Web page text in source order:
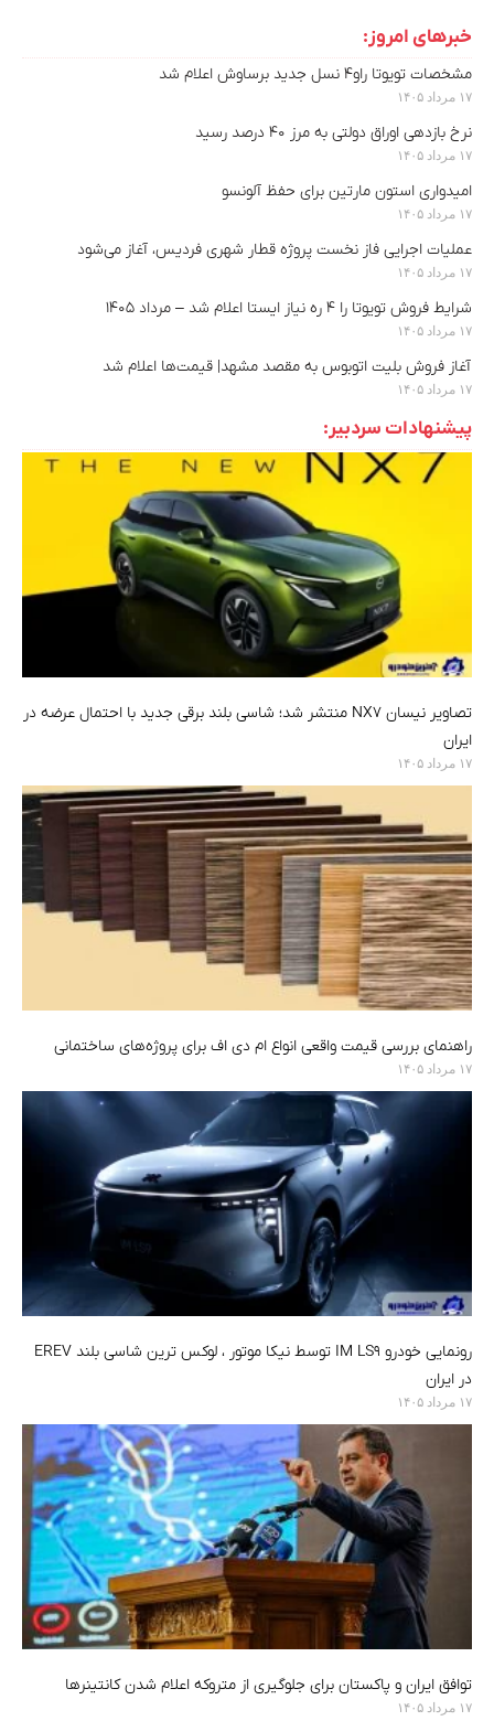
خبرهای امروز:
مشخصات تویوتا راو۴ نسل جدید برساوش اعلام شد
۱۷ مرداد ۱۴۰۵
نرخ بازدهی اوراق دولتی به مرز ۴۰ درصد رسید
۱۷ مرداد ۱۴۰۵
امیدواری استون مارتین برای حفظ آلونسو
۱۷ مرداد ۱۴۰۵
عملیات اجرایی فاز نخست پروژه قطار شهری فردیس، آغاز می‌شود
۱۷ مرداد ۱۴۰۵
شرایط فروش تویوتا را ۴ ره نیاز ایستا اعلام شد – مرداد ۱۴۰۵
۱۷ مرداد ۱۴۰۵
آغاز فروش بلیت اتوبوس به مقصد مشهد| قیمت‌ها اعلام شد
۱۷ مرداد ۱۴۰۵
پیشنهادات سردبیر:
تصاویر نیسان NX7 منتشر شد؛ شاسی بلند برقی جدید با احتمال عرضه در
ایران
۱۷ مرداد ۱۴۰۵
راهنمای بررسی قیمت واقعی انواع ام دی اف برای پروژه‌های ساختمانی
۱۷ مرداد ۱۴۰۵
رونمایی خودرو IM LS9 توسط نیکا موتور ، لوکس ترین شاسی بلند EREV
در ایران
۱۷ مرداد ۱۴۰۵
توافق ایران و پاکستان برای جلوگیری از متروکه اعلام شدن کانتینرها
۱۷ مرداد ۱۴۰۵